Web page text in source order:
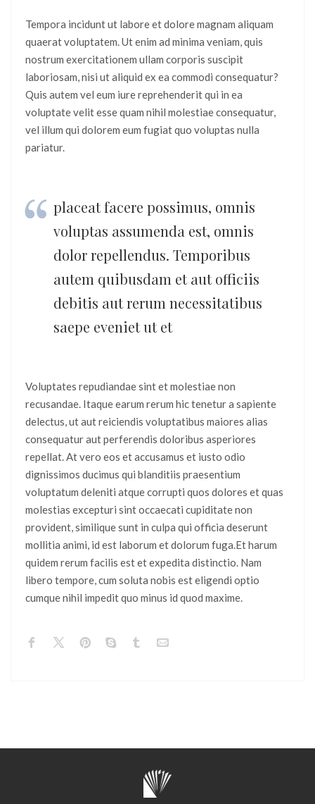
Tempora incidunt ut labore et dolore magnam aliquam
quaerat voluptatem. Ut enim ad minima veniam, quis
nostrum exercitationem ullam corporis suscipit
laboriosam, nisi ut aliquid ex ea commodi consequatur?
Quis autem vel eum iure reprehenderit qui in ea
voluptate velit esse quam nihil molestiae consequatur,
vel illum qui dolorem eum fugiat quo voluptas nulla
pariatur.
placeat facere possimus, omnis
voluptas assumenda est, omnis
dolor repellendus. Temporibus
autem quibusdam et aut officiis
debitis aut rerum necessitatibus
saepe eveniet ut et
Voluptates repudiandae sint et molestiae non
recusandae. Itaque earum rerum hic tenetur a sapiente
delectus, ut aut reiciendis voluptatibus maiores alias
consequatur aut perferendis doloribus asperiores
repellat. At vero eos et accusamus et iusto odio
dignissimos ducimus qui blanditiis praesentium
voluptatum deleniti atque corrupti quos dolores et quas
molestias excepturi sint occaecati cupiditate non
provident, similique sunt in culpa qui officia deserunt
mollitia animi, id est laborum et dolorum fuga.Et harum
quidem rerum facilis est et expedita distinctio. Nam
libero tempore, cum soluta nobis est eligendi optio
cumque nihil impedit quo minus id quod maxime.